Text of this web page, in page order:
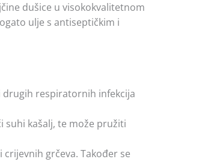
dušice u visokokvalitetnom
ulje s antiseptičkim i
drugih respiratornih infekcija
suhi kašalj, te može pružiti
grčeva. Također se